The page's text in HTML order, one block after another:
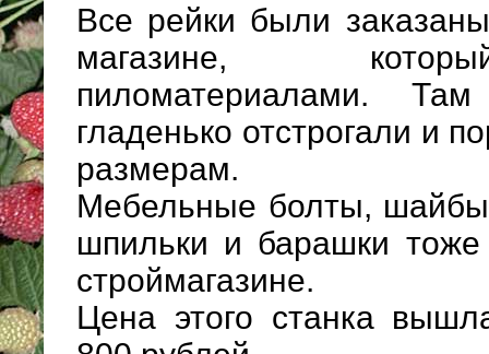
Все рейки были
магазине,
пиломатериалами.
гладенько отстрогали и
размерам.
Мебельные болты,
шпильки и барашки
строймагазине.
Цена этого станка